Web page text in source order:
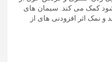
کمک می کند. سیمان های
و نمک اثر افزودنی های از